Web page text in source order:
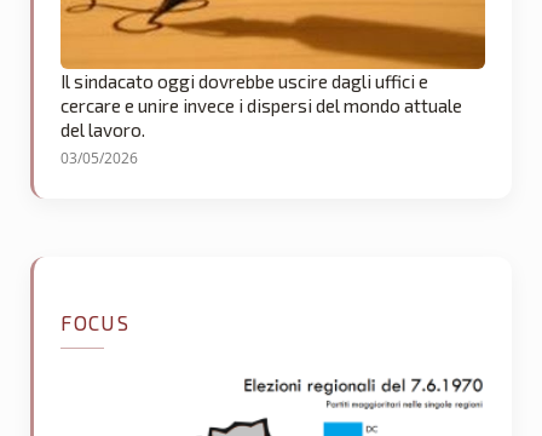
Il sindacato oggi dovrebbe uscire dagli uffici e
cercare e unire invece i dispersi del mondo attuale
del lavoro.
03/05/2026
FOCUS